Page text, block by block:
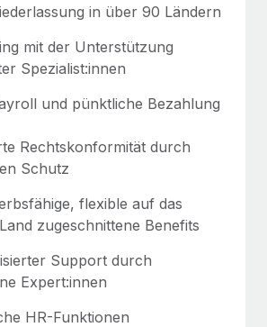
in über 90 Ländern
mit der Unterstützung
Spezialist:innen
und pünktliche Bezahlung
Rechtskonformität durch
Schutz
flexible auf das
zugeschnittene Benefits
Support durch
Expert:innen
HR-Funktionen